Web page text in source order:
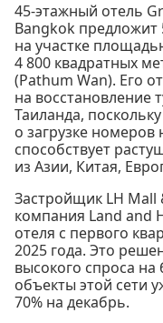
45-этажный отель
Bangkok
на участке
4 800 квадратных
(Pathum Wan). Его
на восстановление
Таиланда,
о загрузке номеров
способствует
из Азии, Китая,
Застройщик LH Mall
компания Land and
отеля с первого
2025 года. Это
высокого спроса
объекты этой сети
70% на декабрь.